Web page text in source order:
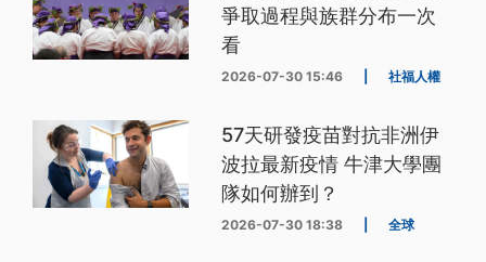
爭取過程與族群分布一次
看
2026-07-30 15:46 社福人權
57天研發疫苗對抗非洲伊
波拉最新疫情 牛津大學團
隊如何辦到？
2026-07-30 18:38 全球